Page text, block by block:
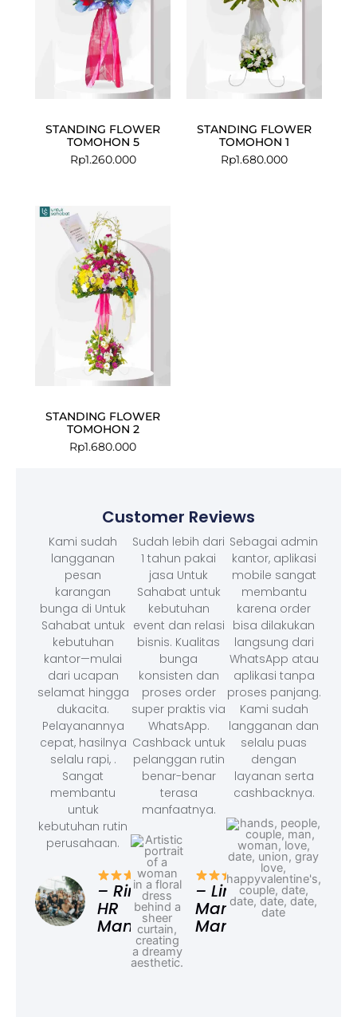
STANDING FLOWER
TOMOHON 5
Rp1.260.000
STANDING FLOWER
TOMOHON 1
Rp1.680.000
STANDING FLOWER
TOMOHON 2
Rp1.680.000
Customer Reviews
Kami sudah
langganan
pesan
karangan
bunga di Untuk
Sahabat untuk
kebutuhan
kantor—mulai
dari ucapan
selamat hingga
dukacita.
Pelayanannya
cepat, hasilnya
selalu rapi, .
Sangat
membantu
untuk
kebutuhan rutin
perusahaan.
– Rina,
HR
Manager
Sudah lebih dari
1 tahun pakai
jasa Untuk
Sahabat untuk
kebutuhan
event dan relasi
bisnis. Kualitas
bunga
konsisten dan
proses order
super praktis via
WhatsApp.
Cashback untuk
pelanggan rutin
benar-benar
terasa
manfaatnya.
– Linda,
Marketing
Manager
Sebagai admin
kantor, aplikasi
mobile sangat
membantu
karena order
bisa dilakukan
langsung dari
WhatsApp atau
aplikasi tanpa
proses panjang.
Kami sudah
langganan dan
selalu puas
dengan
layanan serta
cashbacknya.